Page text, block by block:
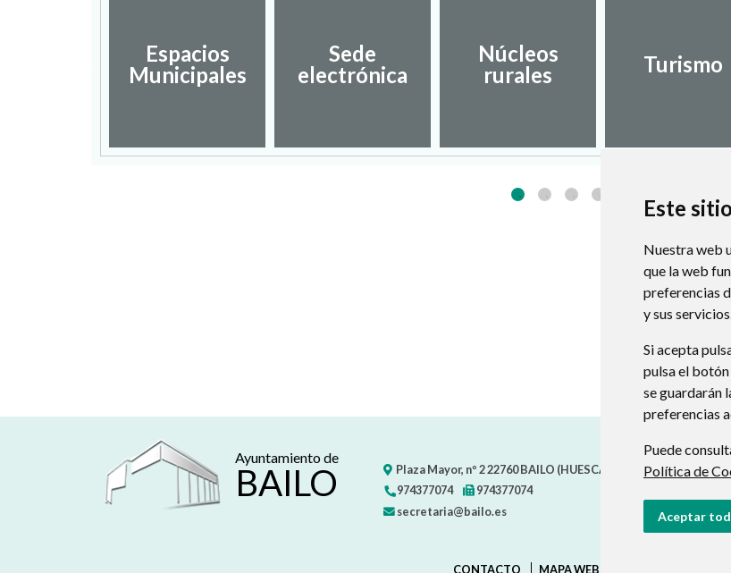
Este
Nuestra web
que la web
preferencias
y sus
Si acepta
pulsa el botón
se guardarán
preferencias
Puede
Política de
Aceptar
Espacios
Municipales
Sede
electrónica
Núcleos
rurales
Turismo
Ayuntamiento de
BAILO Plaza Mayor, nº 222760BAILO (HUESCA) - ARAGÓN(ESPAÑA)
974377074
974377074
secretaria@bailo.es
CONTACTO MAPA WEB